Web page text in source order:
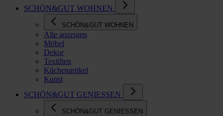
SCHÖN&GUT WOHNEN
SCHÖN&GUT WOHNEN
Alle anzeigen
Möbel
Dekor
Textilien
Küchenartikel
Kunst
SCHÖN&GUT GENIESSEN
SCHÖN&GUT GENIESSEN